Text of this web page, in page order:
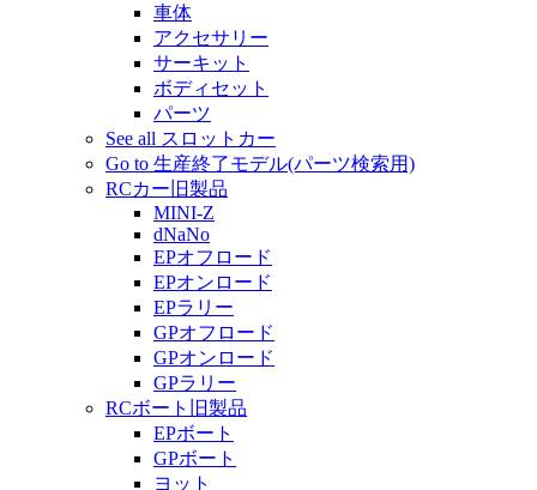
車体
アクセサリー
サーキット
ボディセット
パーツ
See all スロットカー
Go to 生産終了モデル(パーツ検索用)
RCカー旧製品
MINI-Z
dNaNo
EPオフロード
EPオンロード
EPラリー
GPオフロード
GPオンロード
GPラリー
RCボート旧製品
EPボート
GPボート
ヨット